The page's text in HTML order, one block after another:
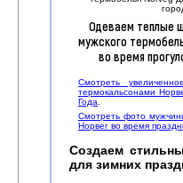
Одеваем теплые
мужского
во время
Смотреть
термокальсонами
Года
Смотреть фото
Норвег во время
Создаем
для зимних